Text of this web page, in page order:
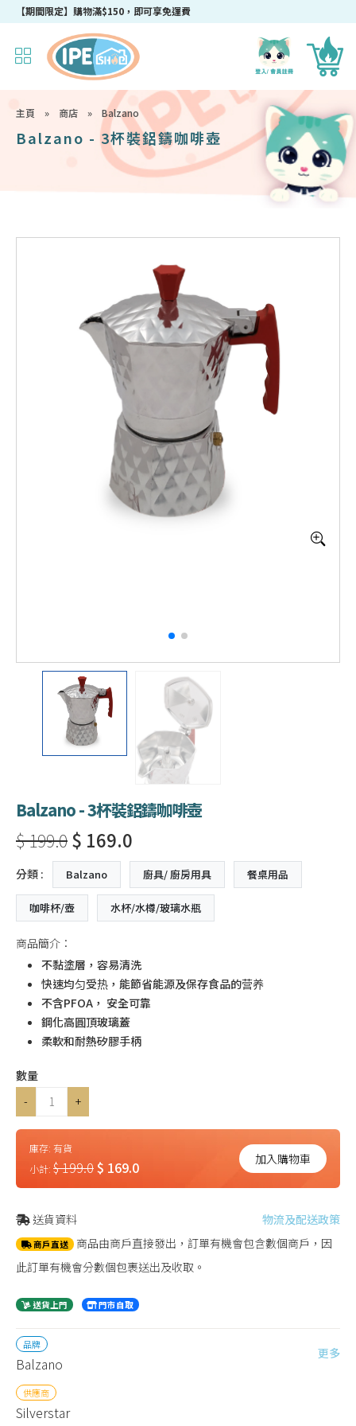
【期間限定】購物滿$150，即可享免運費
主頁 » 商店 » Balzano
Balzano - 3杯裝鋁鑄咖啡壺
Balzano - 3杯裝鋁鑄咖啡壺
$ 199.0$ 169.0
分類 : Balzano 廚具/ 廚房用具 餐桌用品
咖啡杯/壺 水杯/水樽/玻璃水瓶
商品簡介：
不黏塗層，容易清洗
快速均匀受热，能節省能源及保存食品的营养
不含PFOA， 安全可靠
鋼化高圓頂玻璃蓋
柔軟和耐熱矽膠手柄
數量
-
+
庫存: 有貨
小計: $ 199.0$ 169.0 加入購物車
送貨資料 物流及配送政策
商戶直送 商品由商戶直接發出，訂單有機會包含數個商戶，因
此訂單有機會分數個包裹送出及收取。
送貨上門 門市自取
品牌
Balzano
更多
供應商
Silverstar